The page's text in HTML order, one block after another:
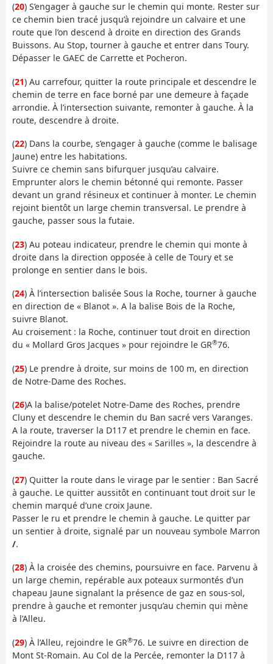
(20) S’engager à gauche sur le chemin qui monte. Rester sur
ce chemin bien tracé jusqu’à rejoindre un calvaire et une
route que l’on descend à droite en direction des Grands
Buissons. Au Stop, tourner à gauche et entrer dans Toury.
Dépasser le GAEC de Carrette et Pocheron.
(21) Au carrefour, quitter la route principale et descendre le
chemin de terre en face borné par une demeure à façade
arrondie. À l’intersection suivante, remonter à gauche. À la
route, descendre à droite.
(22) Dans la courbe, s’engager à gauche (comme le balisage
Jaune) entre les habitations.
Suivre ce chemin sans bifurquer jusqu’au calvaire.
Emprunter alors le chemin bétonné qui remonte. Passer
devant un grand résineux et continuer à monter. Le chemin
rejoint bientôt un large chemin transversal. Le prendre à
gauche, passer sous la futaie.
(23) Au poteau indicateur, prendre le chemin qui monte à
droite dans la direction opposée à celle de Toury et se
prolonge en sentier dans le bois.
(24) À l’intersection balisée Sous la Roche, tourner à gauche
en direction de « Blanot ». A la balise Bois de la Roche,
suivre Blanot.
Au croisement : la Roche, continuer tout droit en direction
du « Mollard Gros Jacques » pour rejoindre le GR®76.
(25) Le prendre à droite, sur moins de 100 m, en direction
de Notre-Dame des Roches.
(26)A la balise/potelet Notre-Dame des Roches, prendre
Cluny et descendre le chemin du Ban sacré vers Varanges.
A la route, traverser la D117 et prendre le chemin en face.
Rejoindre la route au niveau des « Sarilles », la descendre à
gauche.
(27) Quitter la route dans le virage par le sentier : Ban Sacré
à gauche. Le quitter aussitôt en continuant tout droit sur le
chemin marqué d’une croix Jaune.
Passer le ru et prendre le chemin à gauche. Le quitter par
un sentier à droite, signalé par un nouveau symbole Marron
/.
(28) À la croisée des chemins, poursuivre en face. Parvenu à
un large chemin, repérable aux poteaux surmontés d’un
chapeau Jaune signalant la présence de gaz en sous-sol,
prendre à gauche et remonter jusqu’au chemin qui mène
à l’Alleu.
(29) À l’Alleu, rejoindre le GR®76. Le suivre en direction de
Mont St-Romain. Au Col de la Percée, remonter la D117 à